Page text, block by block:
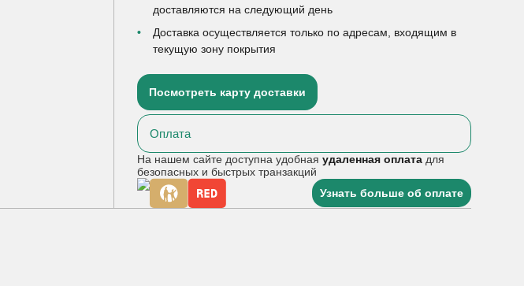
доставляются на следующий день
Доставка осуществляется только по адресам, входящим в
текущую зону покрытия
Посмотреть карту доставки
Оплата
На нашем сайте доступна удобнаяудаленная оплата для
безопасных и быстрых транзакций
Узнать больше об оплате